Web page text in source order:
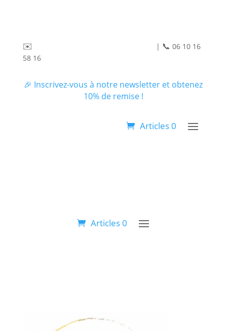
✉️ | 📞 06 10 16
58 16
🎉 Inscrivez-vous à notre newsletter et obtenez
10% de remise !
Articles 0
Articles 0